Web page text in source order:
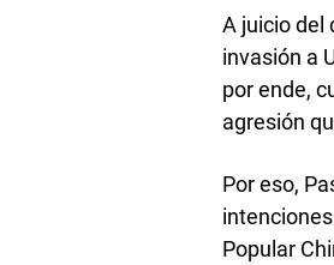
A juicio del
invasión a
por ende,
agresión
Por eso,
Popular